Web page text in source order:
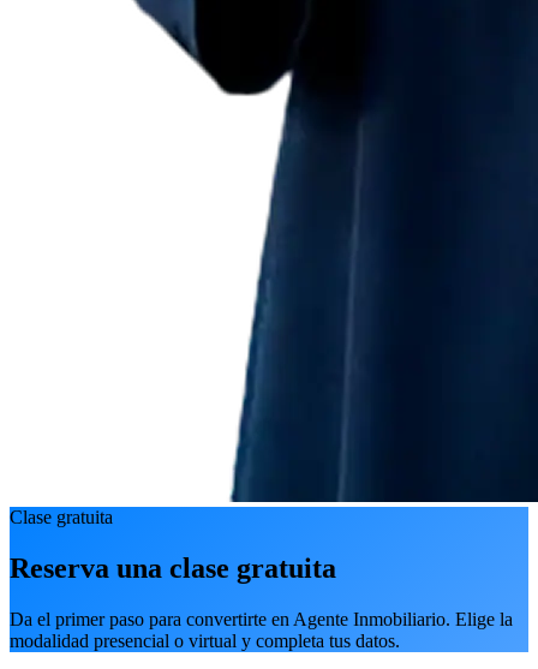
Clase gratuita
Reserva una clase gratuita
Da el primer paso para convertirte en Agente Inmobiliario. Elige la
modalidad presencial o virtual y completa tus datos.